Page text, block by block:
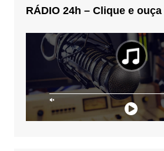
RÁDIO 24h – Clique e ouça